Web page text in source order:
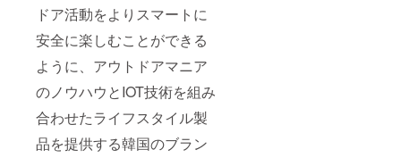
ドア活動をよりスマートに
安全に楽しむことができる
ように、アウトドアマニア
のノウハウとIOT技術を組み
合わせたライフスタイル製
品を提供する韓国のブラン